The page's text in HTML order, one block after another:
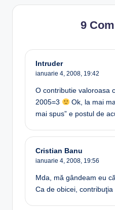
9
Intruder
ianuarie 4, 2008, 19:42
O contributie valoroasa
2005=3
Ok, la mai
mai spus” e postul de
Cristian Banu
ianuarie 4, 2008, 19:56
Mda, mă gândeam eu
Ca de obicei, contribuţia